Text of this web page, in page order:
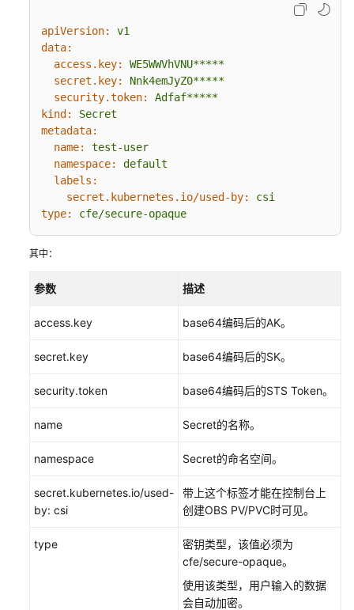
工
作
调
度
述
储
础
识
云
硬
apiVersion:
v1
data:
access.key:
WE5WWVhVNU*****
secret.key:
Nnk4emJyZ0*****
security.token:
Adfaf*****
kind:
Secret
metadata:
name:
test-user
namespace:
default
labels:
secret.kubernetes.io/used-by:
csi
type:
cfe/secure-opaque
其中：
参数 描述
access.key base64编码后的AK。
secret.key base64编码后的SK。
security.token base64编码后的STS Token。
name Secret的名称。
namespace Secret的命名空间。
secret.kubernetes.io/used-
by: csi
带上这个标签才能在控制台上
创建OBS PV/PVC时可见。
type
密钥类型，该值必须为
cfe/secure-opaque。
使用该类型，用户输入的数据
会自动加密。